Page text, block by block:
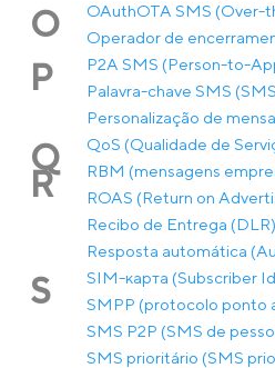
O OAuthOTA SMS (Over-
Operador de
P P2A SMS (Person-to-
Palavra-chave SMS
Personalização de
Q QoS (Qualidade de
R RBM (mensagens
ROAS (Return on
Recibo de Entrega (DLR)
Resposta automática
S SIM-карта (Subscriber
SMPP (protocolo ponto
SMS P2P (SMS de
SMS prioritário (SMS